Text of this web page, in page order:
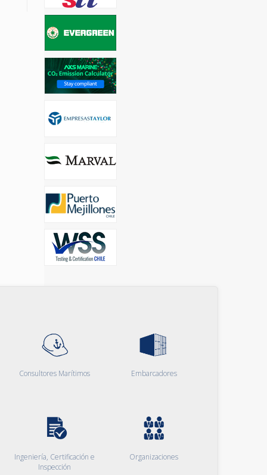
Consultores Marítimos Embarcadores
Ingeniería, Certificación e
Inspección
Organizaciones